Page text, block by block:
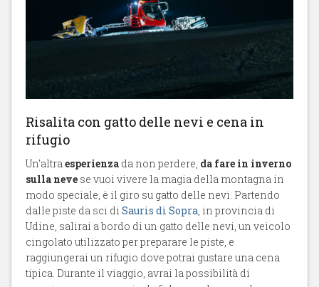
Risalita con gatto delle nevi e cena in
rifugio
Un'altraesperienza da non perdere, da fare in inverno
sulla neve se vuoi vivere la magia della montagna in
modo speciale, è il giro su gatto delle nevi. Partendo
dalle piste da sci di Sauris di Sopra, in provincia di
Udine, salirai a bordo di un gatto delle nevi, un veicolo
cingolato utilizzato per preparare le piste, e
raggiungerai un rifugio dove potrai gustare una cena
tipica. Durante il viaggio, avrai la possibilità di